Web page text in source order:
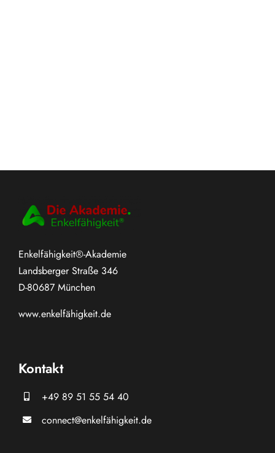
Enkelfähigkeit®-Akademie
Landsberger Straße 346
D-80687 München
www.enkelfähigkeit.de
Kontakt
+49 89 51 55 54 40
connect@enkelfähigkeit.de